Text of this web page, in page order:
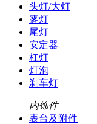
头灯/大灯
雾灯
尾灯
安定器
杠灯
灯泡
刹车灯
内饰件
表台及附件